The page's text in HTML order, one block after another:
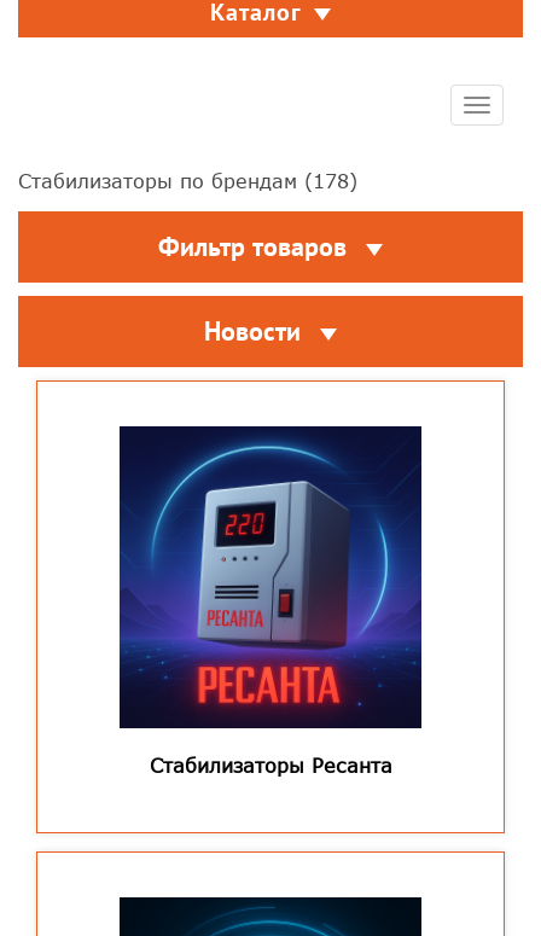
Каталог
Toggle
Стабилизаторы по брендам (178)
Фильтр товаров
Новости
Стабилизаторы Ресанта